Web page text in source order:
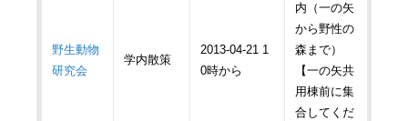
野生動物
研究会
学内散策
2013-04-21 1
0時から
内（一の矢
から野性の
森まで）
【一の矢共
用棟前に集
合してくだ